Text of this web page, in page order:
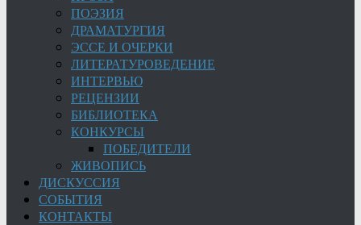
ПОЭЗИЯ
ДРАМАТУРГИЯ
ЭССЕ И ОЧЕРКИ
ЛИТЕРАТУРОВЕДЕНИЕ
ИНТЕРВЬЮ
РЕЦЕНЗИИ
БИБЛИОТЕКА
КОНКУРСЫ
ПОБЕДИТЕЛИ
ЖИВОПИСЬ
ДИСКУССИЯ
СОБЫТИЯ
КОНТАКТЫ